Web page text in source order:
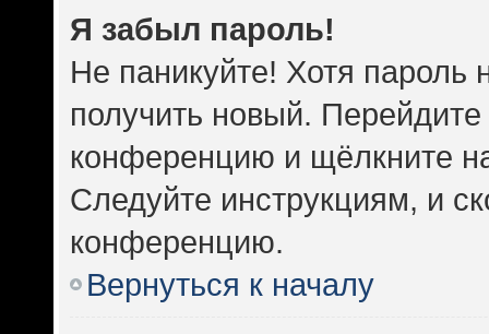
Я забыл пароль!
Не паникуйте! Хотя пароль
получить новый.
конференцию и щёлкните
Следуйте инструкциям, и
конференцию.
Вернуться к началу